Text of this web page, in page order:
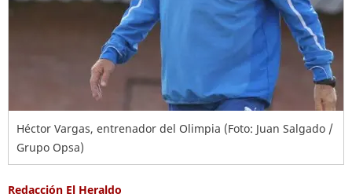
Héctor Vargas, entrenador del Olimpia (Foto: Juan Salgado /
Grupo Opsa)
Redacción El Heraldo